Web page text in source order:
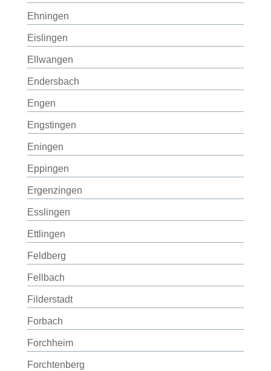
Ehningen
Eislingen
Ellwangen
Endersbach
Engen
Engstingen
Eningen
Eppingen
Ergenzingen
Esslingen
Ettlingen
Feldberg
Fellbach
Filderstadt
Forbach
Forchheim
Forchtenberg